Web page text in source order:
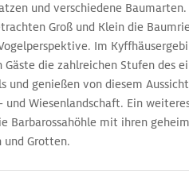
und verschiedene
Groß und Klein die
Im
Gäste die zahlreichen Stufen des
und genießen von diesem
und Wiesenlandschaft. Ein
Barbarossahöhle mit ihren
und Grotten.